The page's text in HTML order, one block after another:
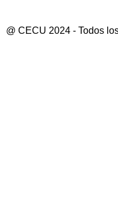
@ CECU 2024 - Todos